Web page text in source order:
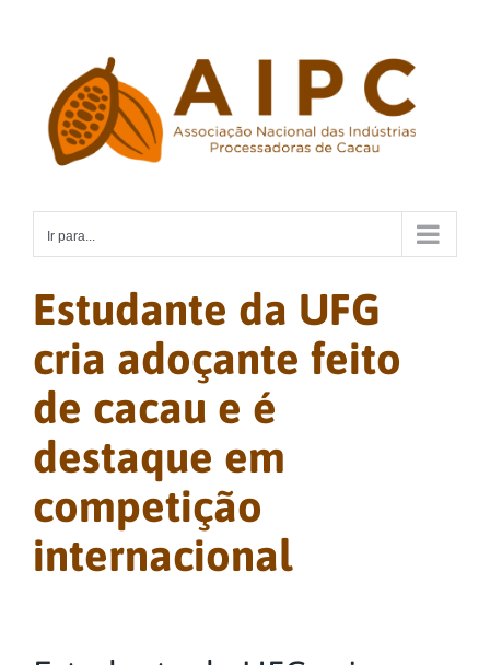
conteúdo
Ir para...
Estudante da UFG
cria adoçante feito
de cacau e é
destaque em
competição
internacional